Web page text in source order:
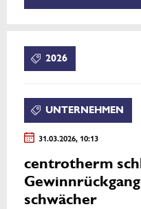
2026
UNTERNEHMEN
31.03.2026, 10:13
centrotherm
schwächer